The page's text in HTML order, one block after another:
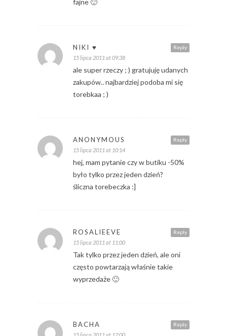
fajne 🙂
Reply
NIKI ♥
15 lipca 2011 at 09:38
ale super rzeczy ; ) gratujuję udanych
zakupów.. najbardziej podoba mi się
torebkaa ; )
Reply
ANONYMOUS
15 lipca 2011 at 10:14
hej, mam pytanie czy w butiku -50%
było tylko przez jeden dzień?
śliczna torebeczka :]
Reply
ROSALIEEVE
15 lipca 2011 at 11:00
Tak tylko przez jeden dzień, ale oni
często powtarzają właśnie takie
wyprzedaże 🙂
Reply
BACHA